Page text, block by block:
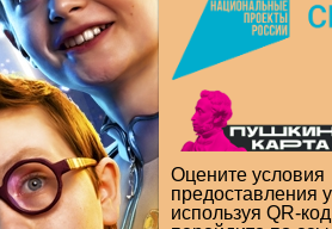
Оцените условия
предоставления
используя QR-